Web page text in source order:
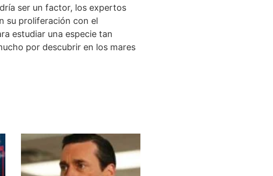
ser un factor, los expertos
su proliferación con el
estudiar una especie tan
por descubrir en los mares